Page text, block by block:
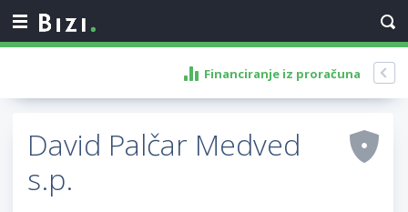
Financiranje iz proračuna
David Palčar Medved
s.p.